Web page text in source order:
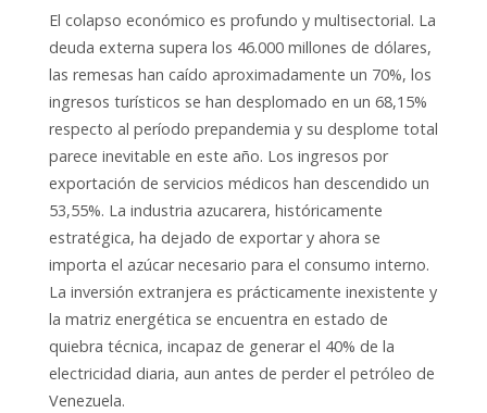
El colapso económico es profundo y multisectorial. La
deuda externa supera los 46.000 millones de dólares,
las remesas han caído aproximadamente un 70%, los
ingresos turísticos se han desplomado en un 68,15%
respecto al período prepandemia y su desplome total
parece inevitable en este año. Los ingresos por
exportación de servicios médicos han descendido un
53,55%. La industria azucarera, históricamente
estratégica, ha dejado de exportar y ahora se
importa el azúcar necesario para el consumo interno.
La inversión extranjera es prácticamente inexistente y
la matriz energética se encuentra en estado de
quiebra técnica, incapaz de generar el 40% de la
electricidad diaria, aun antes de perder el petróleo de
Venezuela.